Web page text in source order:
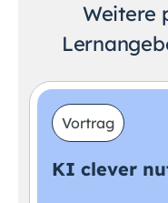
Weitere
Vortrag
KI clever